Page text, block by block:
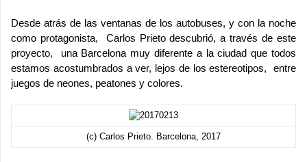
Desde atrás de las ventanas de los autobuses, y con la noche
como protagonista, Carlos Prietodescubrió, a través de este
proyecto, una Barcelona muy diferente a la ciudad que todos
estamos acostumbrados a ver, lejos de los estereotipos, entre
juegos de neones, peatones y colores.
(c) Carlos Prieto. Barcelona, 2017